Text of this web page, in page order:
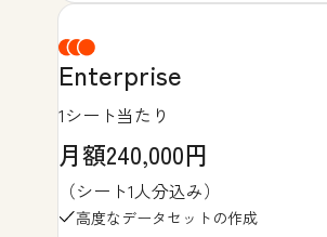
Enterprise
1シート当たり
月額240,000円
（シート1人分込み）
高度なデータセットの作成